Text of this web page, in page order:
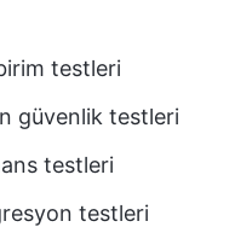
testleri
güvenlik testleri
testleri
testleri